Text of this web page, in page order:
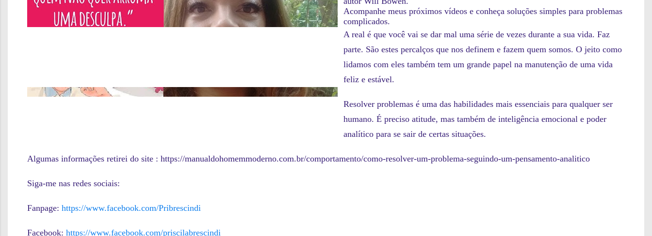
Acompanhe meus próximos vídeos e conheça soluções simples para problemas
complicados.
A real é que você vai se dar mal uma série de vezes durante a sua vida. Faz
parte. São estes percalços que nos definem e fazem quem somos. O jeito como
lidamos com eles também tem um grande papel na manutenção de uma vida
feliz e estável.
Resolver problemas é uma das habilidades mais essenciais para qualquer ser
humano. É preciso atitude, mas também de inteligência emocional e poder
analítico para se sair de certas situações.
Algumas informações retirei do site : https://manualdohomemmoderno.com.br/comportamento/como-resolver-um-problema-seguindo-um-pensamento-analitico
Siga-me nas redes sociais:
Fanpage: https://www.facebook.com/Pribrescindi
Facebook: https://www.facebook.com/priscilabrescindi